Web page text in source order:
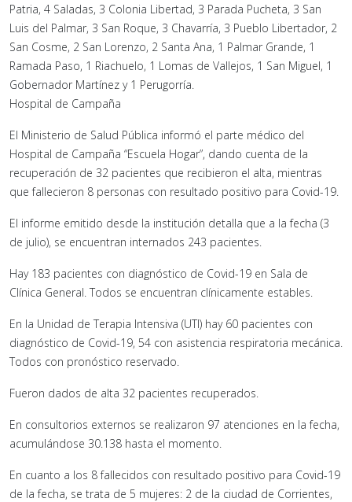
Patria, 4 Saladas, 3 Colonia Libertad, 3 Parada Pucheta, 3 San
Luis del Palmar, 3 San Roque, 3 Chavarría, 3 Pueblo Libertador, 2
San Cosme, 2 San Lorenzo, 2 Santa Ana, 1 Palmar Grande, 1
Ramada Paso, 1 Riachuelo, 1 Lomas de Vallejos, 1 San Miguel, 1
Gobernador Martínez y 1 Perugorría.
Hospital de Campaña
El Ministerio de Salud Pública informó el parte médico del
Hospital de Campaña “Escuela Hogar”, dando cuenta de la
recuperación de 32 pacientes que recibieron el alta, mientras
que fallecieron 8 personas con resultado positivo para Covid-19.
El informe emitido desde la institución detalla que a la fecha (3
de julio), se encuentran internados 243 pacientes.
Hay 183 pacientes con diagnóstico de Covid-19 en Sala de
Clínica General. Todos se encuentran clínicamente estables.
En la Unidad de Terapia Intensiva (UTI) hay 60 pacientes con
diagnóstico de Covid-19, 54 con asistencia respiratoria mecánica.
Todos con pronóstico reservado.
Fueron dados de alta 32 pacientes recuperados.
En consultorios externos se realizaron 97 atenciones en la fecha,
acumulándose 30.138 hasta el momento.
En cuanto a los 8 fallecidos con resultado positivo para Covid-19
de la fecha, se trata de 5 mujeres: 2 de la ciudad de Corrientes,